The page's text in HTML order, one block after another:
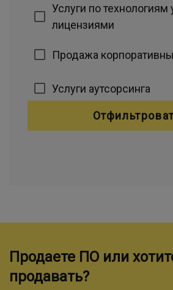
Услуги по технологиям
лицензиями
Продажа
Услуги аутсорсинга
Продаете ПО или
продавать?